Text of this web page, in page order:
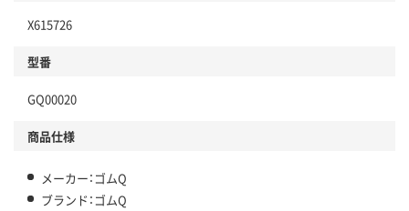
X615726
型番
GQ00020
商品仕様
メーカー：ゴムQ
ブランド：ゴムQ